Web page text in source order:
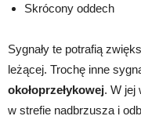
Skrócony oddech
Sygnały te potrafią
leżącej. Trochę inne
okołoprzełykowej. W jej
w strefie nadbrzusza i